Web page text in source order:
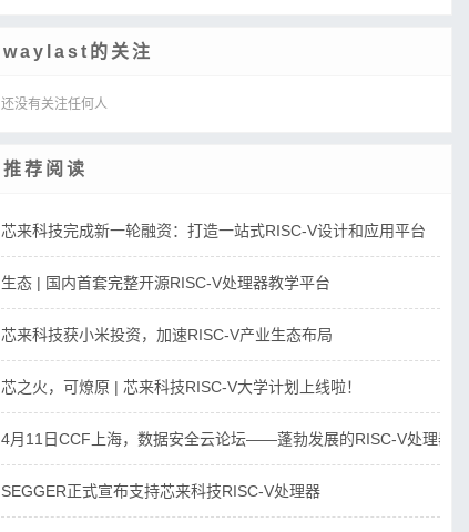
waylast的关注
还没有关注任何人
推荐阅读
芯来科技完成新一轮融资：打造一站式RISC-V设计和应用平台
生态 | 国内首套完整开源RISC-V处理器教学平台
芯来科技获小米投资，加速RISC-V产业生态布局
芯之火，可燎原 | 芯来科技RISC-V大学计划上线啦！
4月11日CCF上海，数据安全云论坛——蓬勃发展的RISC-V处理器
SEGGER正式宣布支持芯来科技RISC-V处理器